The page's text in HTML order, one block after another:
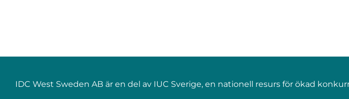
IDC West Sweden AB är en del av IUC Sverige, en nationell resurs för ökad